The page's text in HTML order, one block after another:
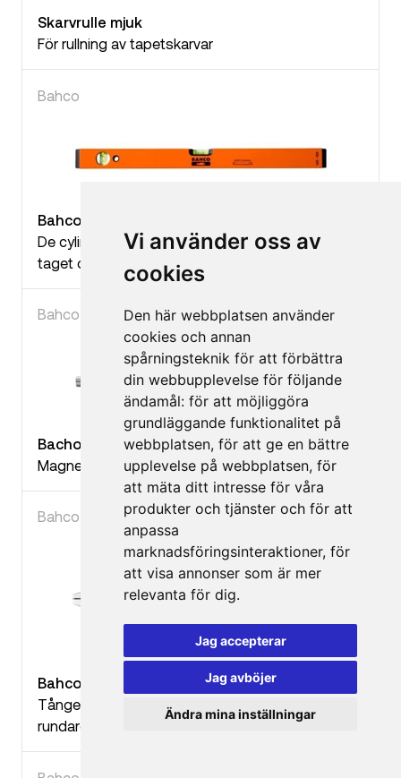
Vi använder oss av
cookies
Den här webbplatsen använder
cookies och annan
spårningsteknik för att förbättra
din webbupplevelse för följande
ändamål:för att möjliggöra
grundläggande funktionalitet på
webbplatsen,för att ge en bättre
upplevelse på webbplatsen,för
att mäta ditt intresse för våra
produkter och tjänster och för att
anpassa
marknadsföringsinteraktioner,för
att visa annonser som är mer
relevanta för dig.
Jag accepterar
Jag avböjer
Ändra mina inställningar
Skarvrulle mjuk
För rullning av tapetskarvar
Bahco
Bahco Vattenpass 2 Libeller
De cylindriska libellerna av akrylglas är praktiskt
taget okrossbara och vattentäta vid normalt bruk
Bahco
Bacho Bitsskruvmejsel
Magnetisk bitshållare med 125 mm bladlängd
Bahco
Bahco Kombinationstång
Tången har räfflade gripytor och käftarna har en
rundare form för bättre åtkomlighet